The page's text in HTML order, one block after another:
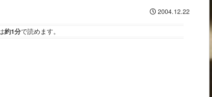
2004.12.22
約1分で読めます。